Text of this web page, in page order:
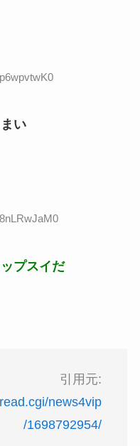
い
プスイだ
引用元:
news4vip
/1698792954/